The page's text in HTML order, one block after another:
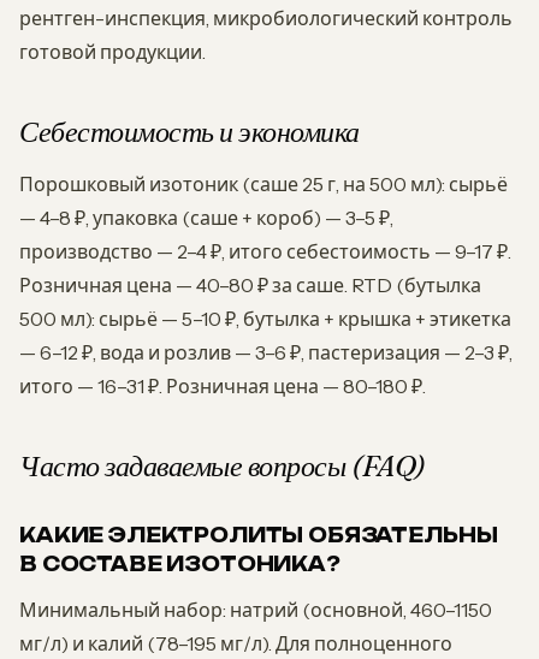
рентген-инспекция, микробиологический контроль
готовой продукции.
Себестоимость и экономика
Порошковый изотоник (саше 25 г, на 500 мл): сырьё
— 4–8 ₽, упаковка (саше + короб) — 3–5 ₽,
производство — 2–4 ₽, итого себестоимость — 9–17 ₽.
Розничная цена — 40–80 ₽ за саше. RTD (бутылка
500 мл): сырьё — 5–10 ₽, бутылка + крышка + этикетка
— 6–12 ₽, вода и розлив — 3–6 ₽, пастеризация — 2–3 ₽,
итого — 16–31 ₽. Розничная цена — 80–180 ₽.
Часто задаваемые вопросы (FAQ)
КАКИЕ ЭЛЕКТРОЛИТЫ ОБЯЗАТЕЛЬНЫ
В СОСТАВЕ ИЗОТОНИКА?
Минимальный набор: натрий (основной, 460–1150
мг/л) и калий (78–195 мг/л). Для полноценного